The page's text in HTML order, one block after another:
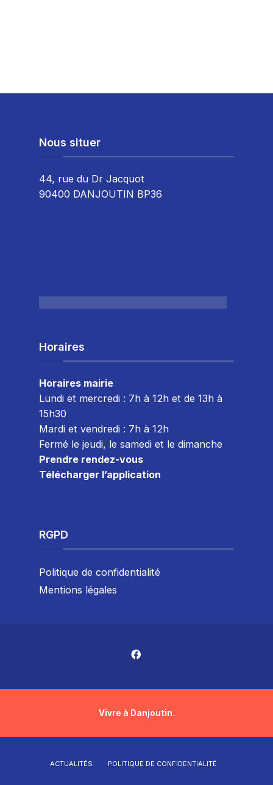
EXTENSION
SIFOU
–
LRE
Nous situer
44, rue du Dr Jacquot
90400 DANJOUTIN BP36
Horaires
Horaires mairie
Lundi et mercredi : 7h à 12h et de 13h à
15h30
Mardi et vendredi : 7h à 12h
Fermé le jeudi, le samedi et le dimanche
Prendre rendez-vous
Télécharger l’application
RGPD
Politique de confidentialité
Mentions légales
Vivre à Danjoutin.
ACTUALITÉS POLITIQUE DE CONFIDENTIALITÉ